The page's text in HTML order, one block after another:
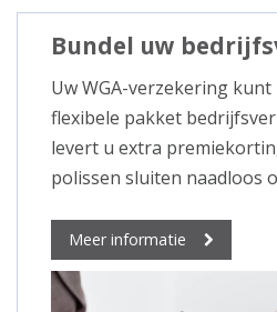
Bundel uw
Uw WGA-verzekering
flexibele pakket
levert u extra
polissen sluiten naadloos
Meer informatie